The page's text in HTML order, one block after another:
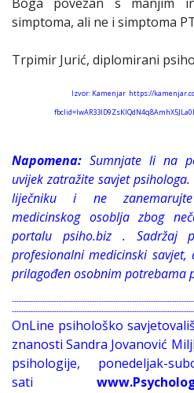
simptoma, ali ne i simptoma
Trpimir Jurić, diplomirani
Izvor: Kamenjar https://
Napomena: Sumnjate li na
uvijek zatražite savjet
liječniku i ne
medicinskog osoblja zbog
portalu psiho.biz . Sadržaj
profesionalni medicinski
prilagođen osobnim potrebama
OnLine psihološko
znanosti Sandra Jovanović
psihologije,
sati